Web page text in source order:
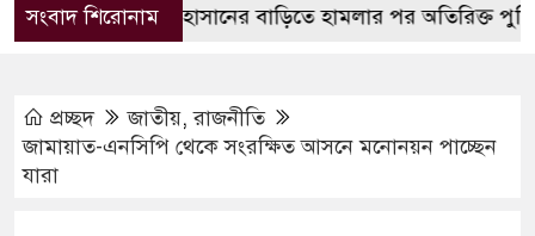
সংবাদ শিরোনাম
সাকিব আল হাসানের বাড়িতে হামলার পর অতিরিক্ত পুলিশ
প্রচ্ছদ জাতীয়,রাজনীতি
জামায়াত-এনসিপি থেকে সংরক্ষিত আসনে মনোনয়ন পাচ্ছেন
যারা